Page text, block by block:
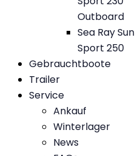
Outboard
Sea Ray Sun
Sport 250
Gebrauchtboote
Trailer
Service
Ankauf
Winterlager
News